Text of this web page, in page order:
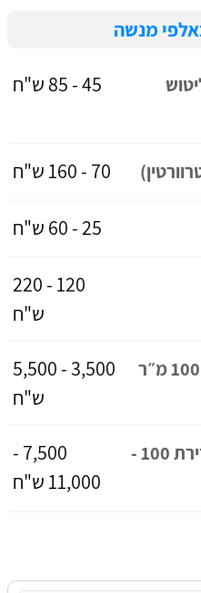
מנשה
45 - 85 ש"ח
70 - 160 ש"ח
25 - 60 ש"ח
120 - 220
ש"ח
3,500 - 5,500
ש"ח
ליטוש יהלום מלא + סילר לדירת 100 -
7,500 -
11,000 ש"ח